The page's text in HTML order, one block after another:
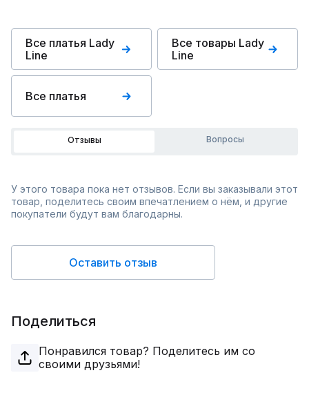
Все платья Lady
Line
Все товары Lady
Line
Все платья
Отзывы Вопросы
У этого товара пока нет отзывов. Если вы заказывали этот
товар, поделитесь своим впечатлением о нём, и другие
покупатели будут вам благодарны.
Оставить отзыв
Поделиться
Понравился товар? Поделитесь им со
своими друзьями!